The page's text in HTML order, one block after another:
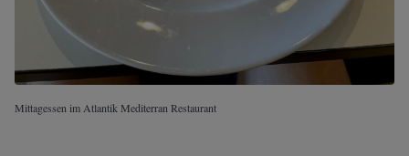
Mittagessen im Atlantik Mediterran Restaurant